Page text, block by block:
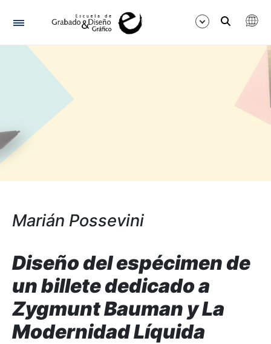
Navegación
Marián Possevini
Diseño del espécimen de
un billete dedicado a
Zygmunt Bauman y La
Modernidad Líquida